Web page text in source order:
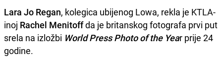
Lara Jo Regan, kolegica ubijenog Lowa, rekla je KTLA-
inoj Rachel Menitoffda je britanskog fotografa prvi put
srela na izložbi World Press Photo of the Year prije 24
godine.